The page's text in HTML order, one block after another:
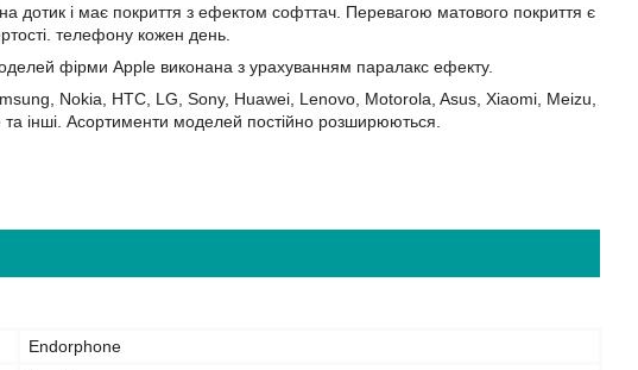
дотик і має покриття з ефектом софттач. Перевагою матового покриття є
телефону кожен день.
фірми Apple виконана з урахуванням паралакс ефекту.
Nokia, HTC, LG, Sony, Huawei, Lenovo, Motorola, Asus, Xiaomi, Meizu,
інші. Асортименти моделей постійно розширюються.
Endorphone